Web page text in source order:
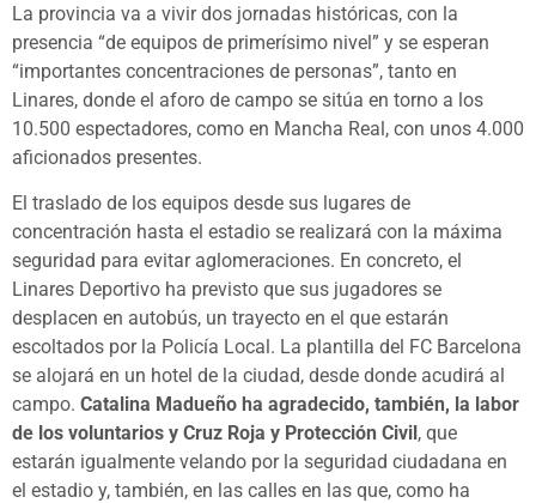
La provincia va a vivir dos jornadas históricas, con la
presencia “de equipos de primerísimo nivel” y se esperan
“importantes concentraciones de personas”, tanto en
Linares, donde el aforo de campo se sitúa en torno a los
10.500 espectadores, como en Mancha Real, con unos 4.000
aficionados presentes.
El traslado de los equipos desde sus lugares de
concentración hasta el estadio se realizará con la máxima
seguridad para evitar aglomeraciones. En concreto, el
Linares Deportivo ha previsto que sus jugadores se
desplacen en autobús, un trayecto en el que estarán
escoltados por la Policía Local. La plantilla del FC Barcelona
se alojará en un hotel de la ciudad, desde donde acudirá al
campo. Catalina Madueño ha agradecido, también, la labor
de los voluntarios y Cruz Roja y Protección Civil, que
estarán igualmente velando por la seguridad ciudadana en
el estadio y, también, en las calles en las que, como ha